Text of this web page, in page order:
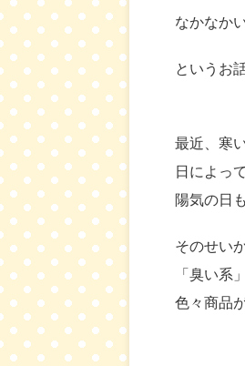
なかなか
というお
最近、寒
日によっ
陽気の日
そのせい
「臭い系
色々商品